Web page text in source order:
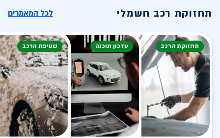
תחזוקת רכב חשמלי לכל המאמרים
תחזוקת הרכב עדכון תוכנה שטיפת הרכב